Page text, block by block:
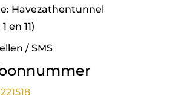
Havezathentunnel
en 11)
/ SMS